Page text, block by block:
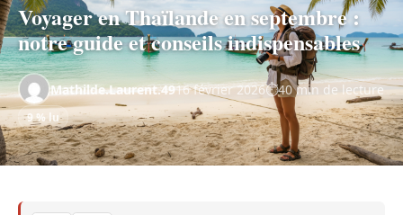
Voyager en Thaïlande en septembre :
notre guide et conseils indispensables
Mathilde.Laurent.4916 février 2026 40 min de lecture
9 % lu